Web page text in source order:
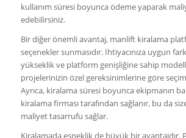
kullanım süresi boyunca ödeme yaparak
edebilirsiniz.
Bir diğer önemli avantaj, manlift kiralama
seçenekler sunmasıdır. İhtiyacınıza uygun
yükseklik ve platform genişliğine sahip
projelerinizin özel gereksinimlerine göre
Ayrıca, kiralama süresi boyunca ekipmanın
kiralama firması tarafından sağlanır, bu da
maliyet tasarrufu sağlar.
Kiralamada esneklik de büyük bir avantajdır.